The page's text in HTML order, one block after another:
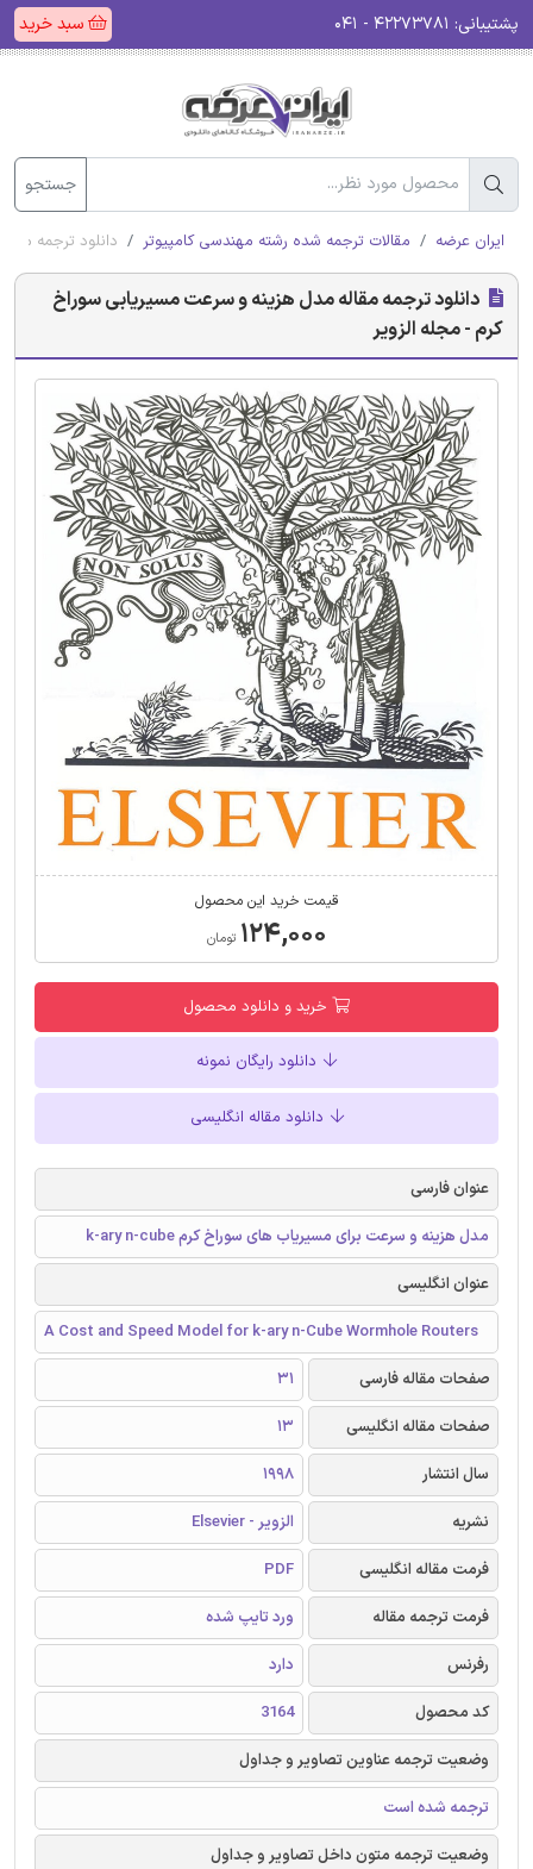
پشتیبانی: سبد خرید
جستجو
ایران عرضه مقالات ترجمه شده رشته مهندسی کامپیوتر دانلود ترجمه
دانلود ترجمه مقاله مدل هزینه و سرعت مسیریابی سوراخ
کرم - مجله الزویر
قیمت خرید این محصول
۱۲۴,۰۰۰ تومان
خرید و دانلود محصول
دانلود رایگان نمونه
دانلود مقاله انگلیسی
عنوان فارسی
مدل هزینه و سرعت برای مسیریاب های سوراخ کرم k-ary n-cube
عنوان انگلیسی
A Cost and Speed Model for k-ary n-Cube Wormhole Routers
صفحات مقاله فارسی
31
صفحات مقاله انگلیسی
13
سال انتشار
1998
نشریه
الزویر - Elsevier
فرمت مقاله انگلیسی
PDF
فرمت ترجمه مقاله
ورد تایپ شده
رفرنس
دارد
کد محصول
3164
وضعیت ترجمه عناوین تصاویر و جداول
ترجمه شده است
وضعیت ترجمه متون داخل تصاویر و جداول